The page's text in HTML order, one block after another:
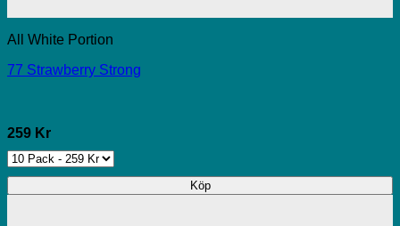
All White Portion
77 Strawberry Strong
259 Kr
Köp